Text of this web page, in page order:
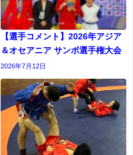
【選手コメント】2026年アジア
＆オセアニア サンボ選手権大会
2026年7月12日